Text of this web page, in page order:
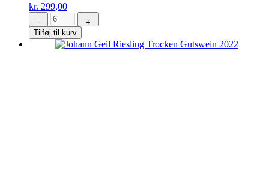
kr. 299,00
-
Johann
Geil
Frühburgunder
+
Tilføj til kurv